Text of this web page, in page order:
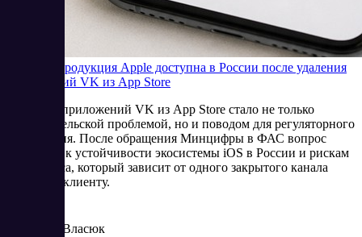
Будет ли продукция Apple доступна в России после удаления
приложений VK из App Store
Удаление приложений VK из App Store стало не только
пользовательской проблемой, но и поводом для регуляторного
обсуждения. После обращения Минцифры в ФАС вопрос
сместился к устойчивости экосистемы iOS в России и рискам
для бизнеса, который зависит от одного закрытого канала
доступа к клиенту.
Елена Власюк